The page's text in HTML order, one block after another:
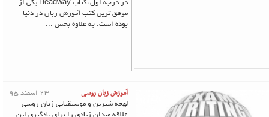
در درجه اول، کتاب Headway یکی از
موفق ترین کتب آموزش زبان در دنیا
بوده است. به علاوه بخش ...
آموزش زبان روسی
23 اسفند 95
لهجه شیرین و موسیقیایی زبان روسی
علاقه مندان زیادی را برای یادگیری این